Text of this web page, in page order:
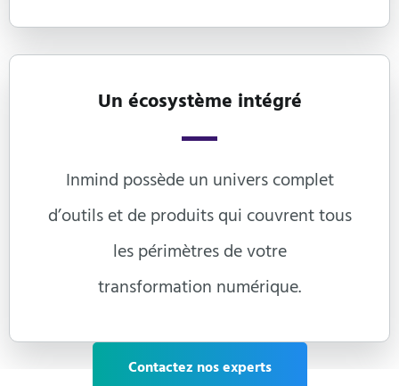
Un écosystème intégré
Inmind possède un univers complet
d’outils et de produits qui couvrent tous
les périmètres de votre
transformation numérique.
Contactez nos experts